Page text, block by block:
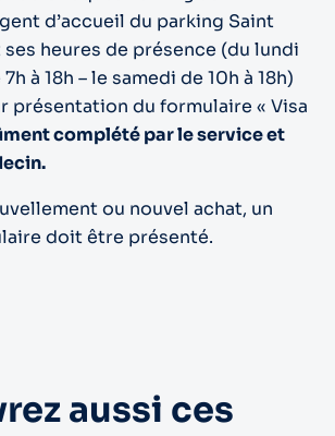
d’accueil du parking Saint
heures de présence (du lundi
à 18h – le samedi de 10h à 18h)
présentation du formulaire « Visa
complété par le service et
ou nouvel achat, un
doit être présenté.
aussi ces